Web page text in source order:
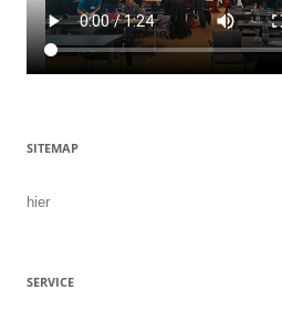
SITEMAP
hier
SERVICE